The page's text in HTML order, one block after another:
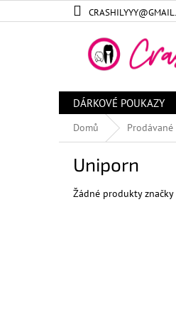
na
DÁRKOVÉ POUKAZY
Domů Prodávané
Uniporn
Žádné produkty značky